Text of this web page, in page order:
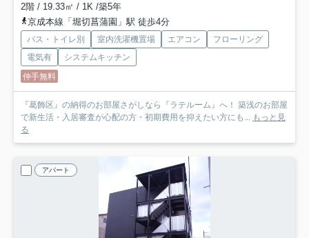
2階 / 19.33㎡ / 1K /築5年
京成本線「堀切菖蒲園」駅 徒歩4分
バス・トイレ別 室内洗濯機置場 エアコン
フローリング
電気有
システムキッチン
仲手無料
『葛飾区』の納得のお部屋さがしなら『ラテルーム』へ！ 築浅のお部屋
で新生活・入居審査が心配の方・初期費用を抑えたい方にも... もっと見
る
アパート